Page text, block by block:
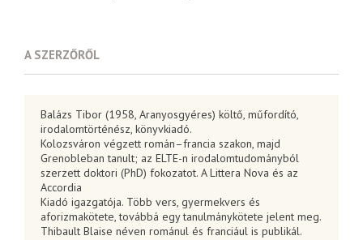
A SZERZŐRŐL
Balázs Tibor (1958, Aranyosgyéres) költő, műfordító,
irodalomtörténész, könyvkiadó.
Kolozsváron végzett román–francia szakon, majd
Grenoble­ban tanult; az ELTE­-n irodalomtudományból
szerzett doktori (PhD) fokozatot. A Littera Nova és az
Accordia
Kiadó igazgatója. Több vers­, gyermekvers­ és
aforizmakötete, továbbá egy tanulmánykötete jelent meg.
Thibault Blaise néven románul és franciául is publikál.